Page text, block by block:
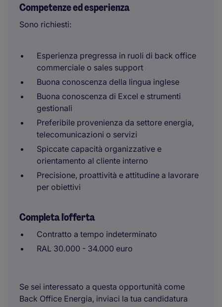
Competenze ed esperienza
Sono richiesti:
Esperienza pregressa in ruoli di back office
commerciale o sales support
Buona conoscenza della lingua inglese
Buona conoscenza di Excel e strumenti
gestionali
Preferibile provenienza da settore energia,
telecomunicazioni o servizi
Spiccate capacità organizzative e
orientamento al cliente interno
Precisione, proattività e attitudine a lavorare
per obiettivi
Completa l'offerta
Contratto a tempo indeterminato
RAL 30.000 - 34.000 euro
Se sei interessato a questa opportunità come
Back Office Energia, inviaci la tua candidatura